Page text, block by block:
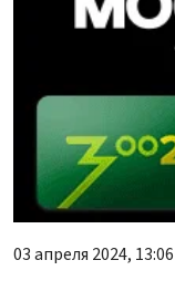
03 апреля 2024, 13:06